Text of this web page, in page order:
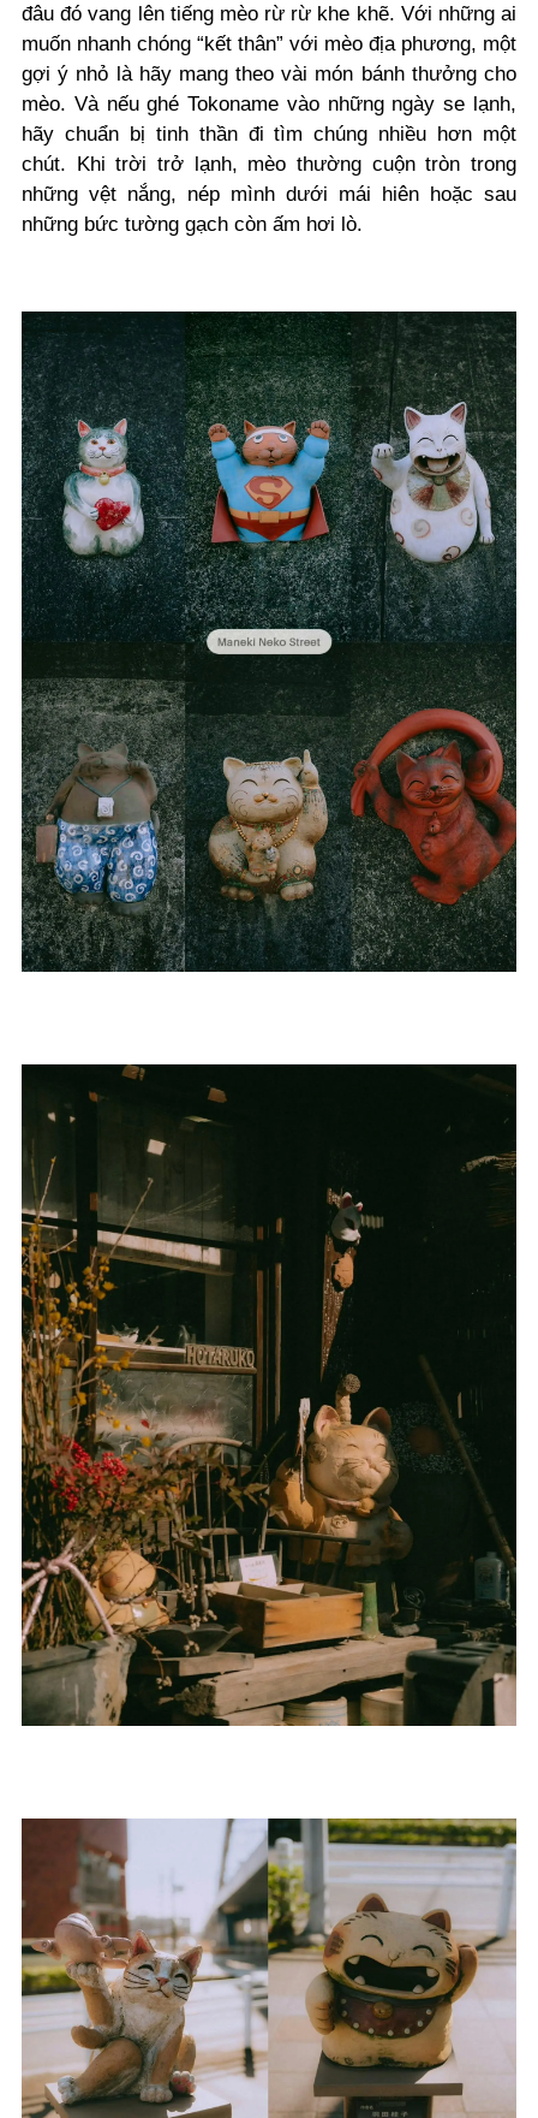
đâu đó vang lên tiếng mèo rừ rừ khe khẽ. Với những ai
muốn nhanh chóng “kết thân” với mèo địa phương, một
gợi ý nhỏ là hãy mang theo vài món bánh thưởng cho
mèo. Và nếu ghé Tokoname vào những ngày se lạnh,
hãy chuẩn bị tinh thần đi tìm chúng nhiều hơn một
chút. Khi trời trở lạnh, mèo thường cuộn tròn trong
những vệt nắng, nép mình dưới mái hiên hoặc sau
những bức tường gạch còn ấm hơi lò.